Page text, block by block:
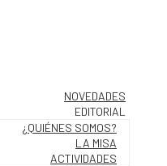
NOVEDADES
EDITORIAL
¿QUIÉNES SOMOS?
LA MISA
ACTIVIDADES